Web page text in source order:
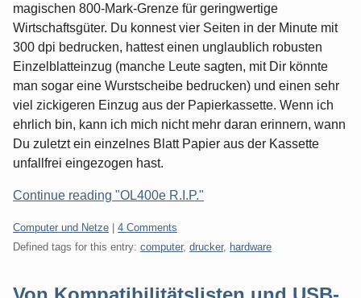
magischen 800-Mark-Grenze für geringwertige
Wirtschaftsgüter. Du konnest vier Seiten in der Minute mit
300 dpi bedrucken, hattest einen unglaublich robusten
Einzelblatteinzug (manche Leute sagten, mit Dir könnte
man sogar eine Wurstscheibe bedrucken) und einen sehr
viel zickigeren Einzug aus der Papierkassette. Wenn ich
ehrlich bin, kann ich mich nicht mehr daran erinnern, wann
Du zuletzt ein einzelnes Blatt Papier aus der Kassette
unfallfrei eingezogen hast.
Continue reading "OL400e R.I.P."
Categories:
Computer und Netze
4 Comments
Defined tags for this entry: computer, drucker, hardware